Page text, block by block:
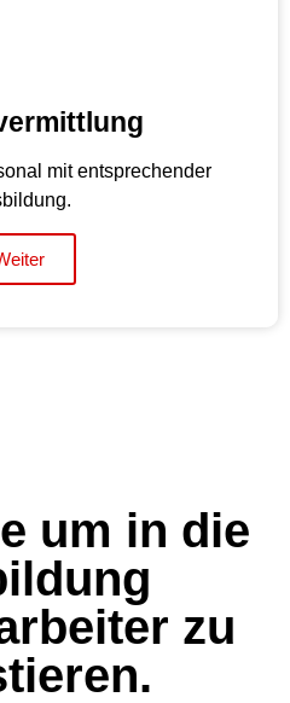
mit entsprechender
um in die
zu